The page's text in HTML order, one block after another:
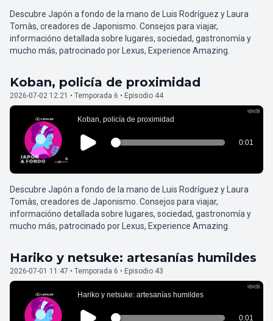
Descubre Japón a fondo de la mano de Luis Rodríguez y Laura
Tomàs, creadores de Japonismo. Consejos para viajar,
informacióno detallada sobre lugares, sociedad, gastronomía y
mucho más, patrocinado por Lexus, Experience Amazing.
Koban, policía de proximidad
2026-07-02 12:21 • Temporada 6 • Episodio 44
Descubre Japón a fondo de la mano de Luis Rodríguez y Laura
Tomàs, creadores de Japonismo. Consejos para viajar,
informacióno detallada sobre lugares, sociedad, gastronomía y
mucho más, patrocinado por Lexus, Experience Amazing.
Hariko y netsuke: artesanías humildes
2026-07-01 11:47 • Temporada 6 • Episodio 43